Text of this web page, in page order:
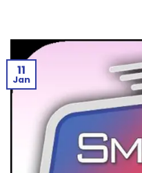
11
Jan